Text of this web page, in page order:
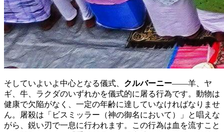
そしていよいよ中心となる儀式、 クルバーニー——羊、ヤ
ギ、牛、ラクダのいずれかを儀式的に屠る行為です。動物は
健康で欠陥がなく、一定の年齢に達していなければなりませ
ん。屠殺は「ビスミッラー（神の御名において）」と唱えな
がら、鋭い刃で一息に行われます。この行為は血を流すこと